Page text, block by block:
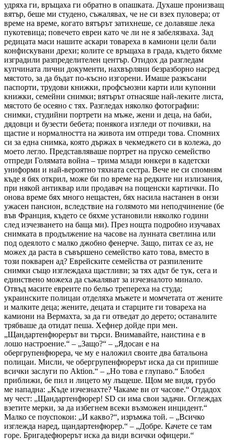
удряха ги, връщаха ги обратно в опашката. Духаше пронизващ
вятър, беше ми студено, съжалявах, че не си взех пуловера; от
време на време, когато вятърът затихнеше, се долавяше лека
пукотевица; повечето евреи като че ли не я забелязваха. Зад
редицата маси нашите аскари товареха в камиони цели бали
конфискувани дрехи; колите се връщаха в града, където бяхме
изградили разпределителен център. Отидох да разгледам
купчината лични документи, нахвърляни безразборно насред
мястото, за да бъдат по-късно изгорени. Имаше разкъсани
паспорти, трудови книжки, профсъюзни карти или купонни
книжки, семейни снимки; вятърът отнасяше най-леките листа,
мястото бе осеяно с тях. Разгледах няколко фотографии:
снимки, студийни портрети на мъже, жени и деца, на баби,
дядовци и бузести бебета; понякога изгледи от почивки, на
щастие и нормалността на живота им отпреди това. Спомних
си за една снимка, която държах в чекмеджето си в колежа, до
моето легло. Представляваше портрет на пруско семейство
отпреди Голямата война – трима млади юнкери в кадетски
униформи и най-вероятно тяхната сестра. Вече не си спомням
къде я бях открил, може би по време на редките ни излизания,
при някой антиквар или продавач на пощенски картички. По
онова време бях много нещастен, бях насила настанен в онзи
ужасен пансион, вследствие на голямото ми неподчинение (бе
във Франция, където се бяхме установили няколко години
след изчезването на баща ми). През нощта подробно изучавах
снимката в продължение на часове на лунната светлина или
под одеялото с малко джобно фенерче. Защо, питах се аз, не
можех да раста в съвършено семейство като това, вместо в
този покварен ад? Еврейските семейства от разпилените
снимки също изглеждаха щастливи; за тях адът бе тук, сега и
единствено можеха да съжаляват за изчезналото минало.
Отвъд масите евреите по бельо трепереха на студа;
украинските полицаи отделяха мъжете и момчетата от жените
и малките деца; жените, децата и старците ги товареха на
камиони на Вермахта, за да ги отведат до дерето; останалите
трябваше да отидат пеша. Хефнер дойде при мен.
„Щандартенфюрерът ви търси. Внимавайте, наистина е в
лошо настроение.“ – „Защо?“ – „Ядосан е на
обергрупенфюрера, че му е наложил своите два батальона
полицаи. Мисли, че обергрупенфюрерът иска да си припише
всички заслуги по Aktion.“ – „Но това е глупаво.“ Блобел
приближи, бе пил и лицето му лъщеше. Щом ме видя, грубо
ме нападна: „Къде изчезнахте? Чакаме ви от часове.“ Отдадох
му чест: „Щандартенфюрер! SD си има свои задачи. Оглеждах
взетите мерки, за да избегнем всеки възможен инцидент.“
Малко се поуспокои: „И какво?“, изръмжа той. – „Всичко
изглежда наред, щандартенфюрер.“ – „Добре. Качете се там
горе. Бригадефюрерът иска да види всички офицери.“